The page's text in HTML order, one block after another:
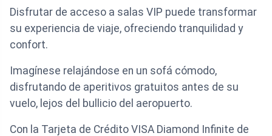
Disfrutar de acceso a salas VIP puede transformar
su experiencia de viaje, ofreciendo tranquilidad y
confort.
Imagínese relajándose en un sofá cómodo,
disfrutando de aperitivos gratuitos antes de su
vuelo, lejos del bullicio del aeropuerto.
Con la Tarjeta de Crédito VISA Diamond Infinite de